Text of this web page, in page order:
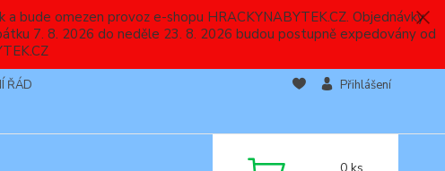
bude omezen provoz e-shopu HRACKYNABYTEK.CZ. Objednávky
7. 8. 2026 do neděle 23. 8. 2026 budou postupně expedovány od
ŘÁD
Přihlášení
0ks